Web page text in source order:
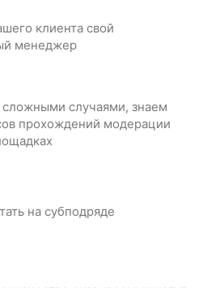
клиента свой
менеджер
сложными случаями, знаем
прохождений модерации
на субподряде